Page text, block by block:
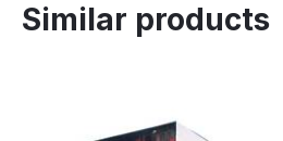
Similar products